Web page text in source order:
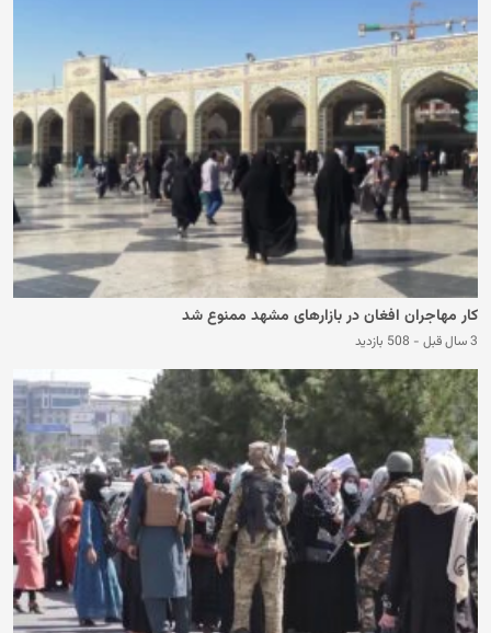
کار مهاجران افغان در بازارهای مشهد ممنوع شد
3 سال قبل - 508 بازدید